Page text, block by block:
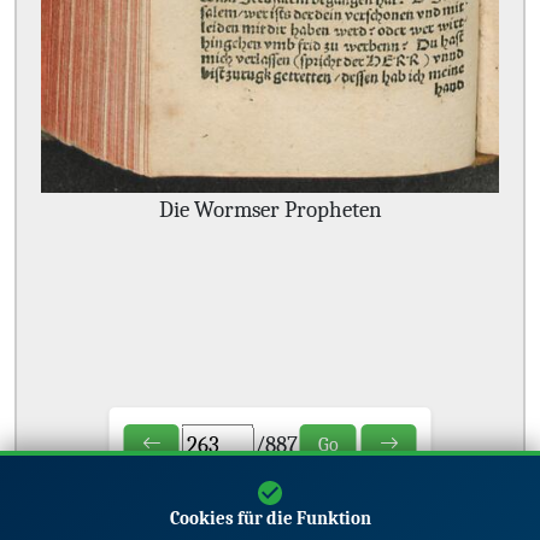
Die Wormser Propheten
/887 Go
Cookies für die Funktion